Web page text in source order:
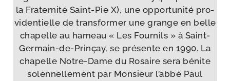
la Fraternité Saint-​Pie X), une oppor­tu­ni­té pro­
vi­den­tielle de trans­for­mer une grange en belle
cha­pelle au hameau « Les Fournils » à Saint-​
Germain-​de-​Prinçay, se pré­sente en 1990. La
cha­pelle Notre-​Dame du Rosaire sera bénite
solen­nel­le­ment par Monsieur l’ab­bé Paul